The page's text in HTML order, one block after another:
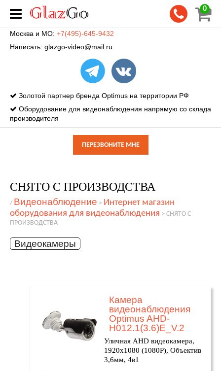
0
Москва и МО: +7(495)-645-9432
Написать: glazgo-video@mail.ru
Золотой партнер бренда Optimus на территории РФ
Оборудование для видеонаблюдения напрямую со склада
производителя
ПЕРЕЗВОНИТЕ МНЕ
СНЯТО С ПРОИЗВОДСТВА
/ Видеонаблюдение > Интернет магазин
оборудования для видеонаблюдения > СНЯТО С
ПРОИЗВОДСТВА
Видеокамеры
Камера
видеонаблюдения
Optimus AHD-
H012.1(3.6)E_V.2
Уличная AHD видеокамера,
1920х1080 (1080P), Объектив
3,6мм, 4в1